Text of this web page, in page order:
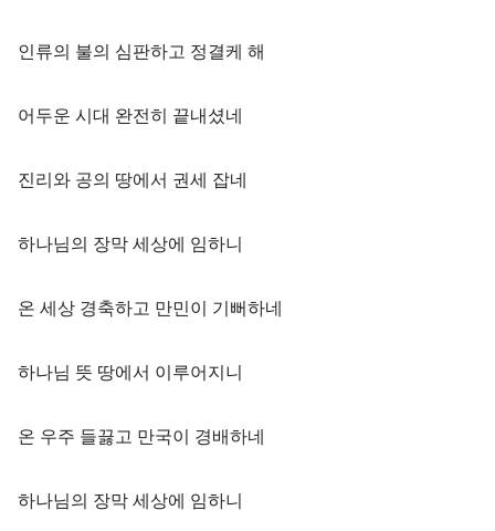
인류의 불의 심판하고 정결케 해
어두운 시대 완전히 끝내셨네
진리와 공의 땅에서 권세 잡네
하나님의 장막 세상에 임하니
온 세상 경축하고 만민이 기뻐하네
하나님 뜻 땅에서 이루어지니
온 우주 들끓고 만국이 경배하네
하나님의 장막 세상에 임하니